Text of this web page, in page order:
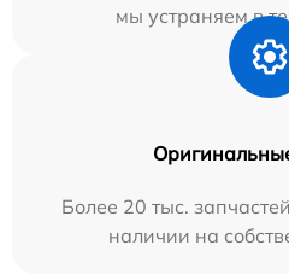
мы устраняем в
Более 20 тыс.
наличии на